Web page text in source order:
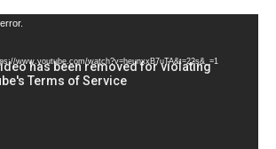
www.youtube.com/watch?v=heunxxB7uTA&t=22s&_=1